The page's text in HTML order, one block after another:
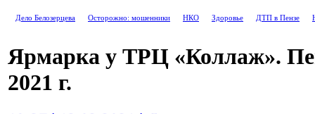
Дело Белозерцева Осторожно: мошенники НКО Здоровье ДТП в Пензе
Ярмарка у ТРЦ «Коллаж».
2021 г.